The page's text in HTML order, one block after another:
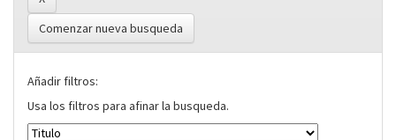
Comenzar nueva busqueda
Añadir filtros:
Usa los filtros para afinar la busqueda.